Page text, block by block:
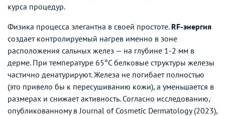
курса процедур.
Физика процесса элегантна в своей простоте. RF-энергия
создает контролируемый нагрев именно в зоне
расположения сальных желез — на глубине 1-2 мм в
дерме. При температуре 65°C белковые структуры железы
частично денатурируют. Железа не погибает полностью
(это привело бы к пересушиванию кожи), а уменьшается в
размерах и снижает активность. Согласно исследованию,
опубликованному в Journal of Cosmetic Dermatology (2023),